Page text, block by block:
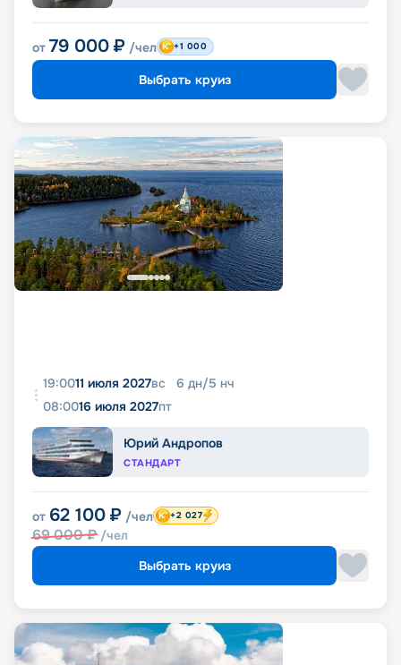
от 79 000 ₽ /чел +1 000
Выбрать круиз
19:0011 июля 2027вс 6 дн/5 нч
08:0016 июля 2027пт
Юрий Андропов
СТАНДАРТ
от 62 100 ₽ /чел
69 000₽ /чел
+2 027
Выбрать круиз